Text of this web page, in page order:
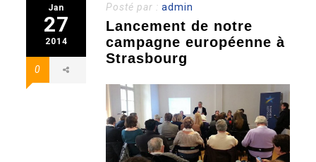
Jan
27
2014
0
Posté par :admin
Lancement de notre
campagne européenne à
Strasbourg